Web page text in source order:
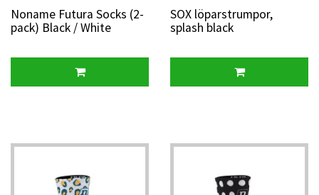
Noname Futura Socks (2-
pack) Black / White
SOX löparstrumpor,
splash black